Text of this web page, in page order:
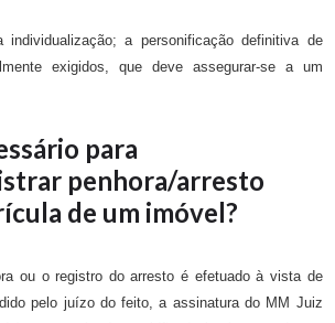
individualização; a personificação definitiva de
exigidos, que deve assegurar-se a um
para
penhora/arresto
de um imóvel?
ou o registro do arresto é efetuado à vista de
pelo juízo do feito, a assinatura do MM Juiz